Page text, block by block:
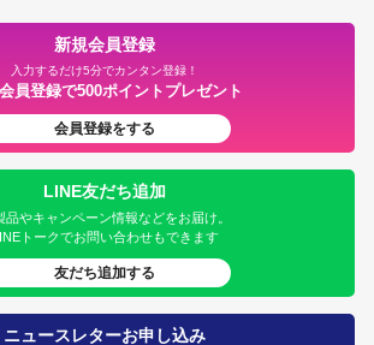
新規会員登録
入力するだけ5分でカンタン登録！
員登録で500ポイントプレゼント
会員登録をする
LINE友だち追加
品やキャンペーン情報などをお届け。
トークでお問い合わせもできます
友だち追加する
ニュースレターお申し込み